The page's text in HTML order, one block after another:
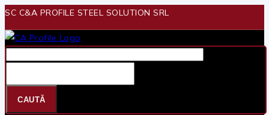
Skip
to
content
SC C&A PROFILE STEEL SOLUTION SRL
pentru:
CAUTĂ